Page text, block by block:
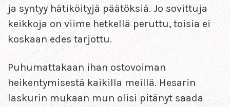
ja syntyy hätiköityjä päätöksiä. Jo sovittuja
keikkoja on viime hetkellä peruttu, toisia ei
koskaan edes tarjottu.
Puhumattakaan ihan ostovoiman
heikentymisestä kaikilla meillä. Hesarin
laskurin mukaan mun olisi pitänyt saada